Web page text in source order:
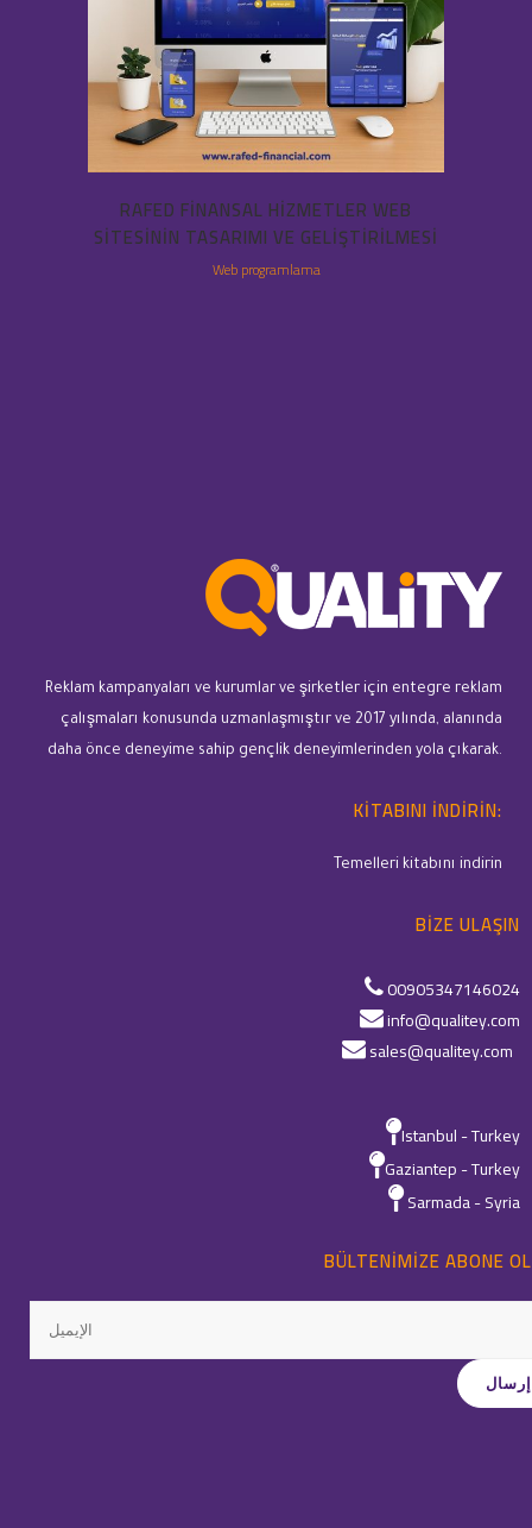
RAFED FINANSAL HIZMETLER WEB
SITESININ TASARIMI VE GELIŞTIRILMESI
Web programlama
Reklam kampanyaları ve kurumlar ve şirketler için entegre reklam
çalışmaları konusunda uzmanlaşmıştır ve 2017 yılında, alanında
daha önce deneyime sahip gençlik deneyimlerinden yola çıkarak.
KITABINI INDIRIN:
Temelleri kitabını indirin
BIZE ULAŞIN
00905347146024
info@qualitey.com
sales@qualitey.com
Istanbul - Turkey
Gaziantep - Turkey
Sarmada - Syria
BÜLTENIMIZE ABONE